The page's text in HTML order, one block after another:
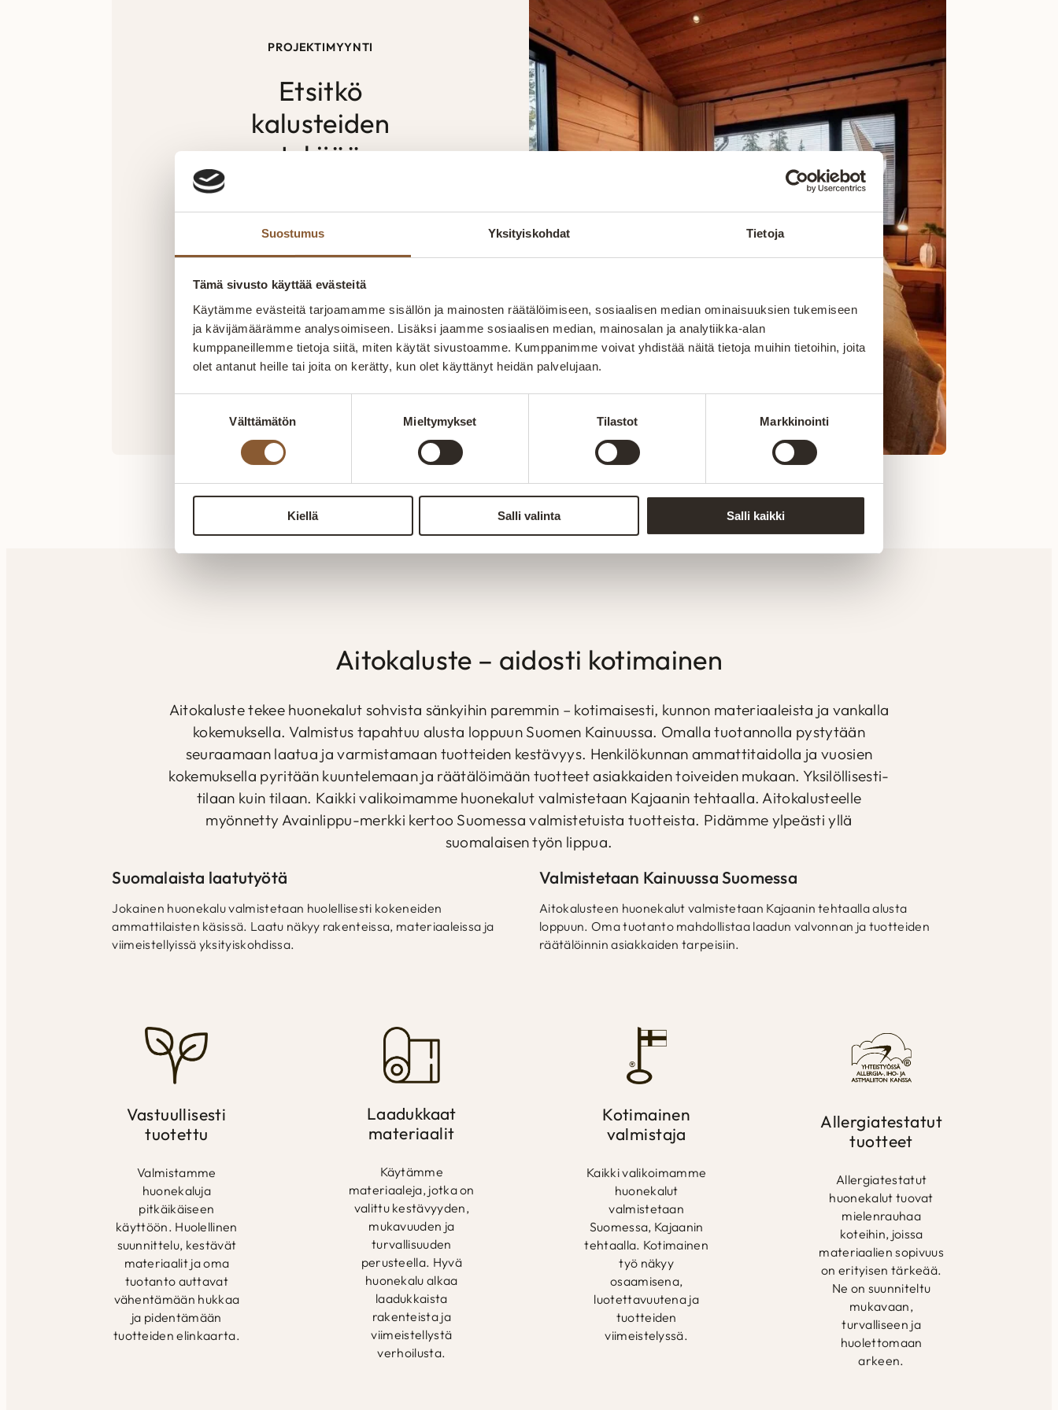
Suostumus Yksityiskohdat Tietoja
Tämä sivusto käyttää evästeitä
Käytämme evästeitä tarjoamamme sisällön ja mainosten räätälöimiseen, sosiaalisen median ominaisuuksien tukemiseen
ja kävijämäärämme analysoimiseen. Lisäksi jaamme sosiaalisen median, mainosalan ja analytiikka-alan
kumppaneillemme tietoja siitä, miten käytät sivustoamme. Kumppanimme voivat yhdistää näitä tietoja muihin tietoihin, joita
olet antanut heille tai joita on kerätty, kun olet käyttänyt heidän palvelujaan.
Välttämätön Mieltymykset Tilastot Markkinointi
Kiellä Salli valinta Salli kaikki
PROJEKTIMYYNTI
Etsitkö
kalusteiden
tekijää
tilaratkaisuihin?
ammattitaitomme myös
kohteena sitten ravintolan tai
vaikkapa hoivatilan kalustaminen.
Aitokaluste – aidosti kotimainen
Aitokaluste tekee huonekalut sohvista sänkyihin paremmin – kotimaisesti, kunnon materiaaleista ja vankalla
kokemuksella. Valmistus tapahtuu alusta loppuun Suomen Kainuussa. Omalla tuotannolla pystytään
seuraamaan laatua ja varmistamaan tuotteiden kestävyys. Henkilökunnan ammattitaidolla ja vuosien
kokemuksella pyritään kuuntelemaan ja räätälöimään tuotteet asiakkaiden toiveiden mukaan. Yksilöllisesti-
tilaan kuin tilaan. Kaikki valikoimamme huonekalut valmistetaan Kajaanin tehtaalla. Aitokalusteelle
myönnetty Avainlippu-merkki kertoo Suomessa valmistetuista tuotteista. Pidämme ylpeästi yllä
suomalaisen työn lippua.
Suomalaista laatutyötä
Jokainen huonekalu valmistetaan huolellisesti kokeneiden
ammattilaisten käsissä. Laatu näkyy rakenteissa, materiaaleissa ja
viimeistellyissä yksityiskohdissa.
Valmistetaan Kainuussa Suomessa
Aitokalusteen huonekalut valmistetaan Kajaanin tehtaalla alusta
loppuun. Oma tuotanto mahdollistaa laadun valvonnan ja tuotteiden
räätälöinnin asiakkaiden tarpeisiin.
Vastuullisesti
tuotettu
Valmistamme
huonekaluja
pitkäikäiseen
käyttöön. Huolellinen
suunnittelu, kestävät
materiaalit ja oma
tuotanto auttavat
vähentämään hukkaa
ja pidentämään
tuotteiden elinkaarta.
Laadukkaat
materiaalit
Käytämme
materiaaleja, jotka on
valittu kestävyyden,
mukavuuden ja
turvallisuuden
perusteella. Hyvä
huonekalu alkaa
laadukkaista
rakenteista ja
viimeistellystä
verhoilusta.
Kotimainen
valmistaja
Kaikki valikoimamme
huonekalut
valmistetaan
Suomessa, Kajaanin
tehtaalla. Kotimainen
työ näkyy
osaamisena,
luotettavuutena ja
tuotteiden
viimeistelyssä.
Allergiatestatut
tuotteet
Allergiatestatut
huonekalut tuovat
mielenrauhaa
koteihin, joissa
materiaalien sopivuus
on erityisen tärkeää.
Ne on suunniteltu
mukavaan,
turvalliseen ja
huolettomaan
arkeen.